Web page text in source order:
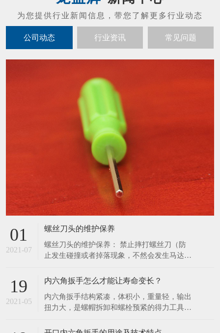
螺丝刀头的维护保养
螺丝刀头的维护保养： 禁止摔打螺丝刀（防
止发生碰撞或者掉落现象，不然会发生马达噪
音以及起子出现晃动的现象）。 拔螺丝刀与
配套控制器的连接插头，应当以插头基部为力
点，不应当用力拉扯电线，避免损坏接触的插
头。 螺丝刀工作时摇晃太大时必须立刻停止
使用，防止更深度地损坏螺丝刀，并通知管理
人员进行维修管理。
2021-05
内六角扳手怎么才能让寿命变长？
内六角扳手结构紧凑，体积小，重量轻，输出
扭力大，是螺帽拆卸和螺栓预紧的得力工具。
扭力控制在此3%范围内，能满足联接预紧高
精度扭 力值的要求。特种工具力矩就是力和
距离的乘积，在紧固螺丝螺栓螺母等螺纹紧固
件时需要控制施加的力矩大小，以保证螺纹紧
固且不至 于因力矩过大破坏螺纹。为了延长
19
2021-05
开口内六角扳手的用途及技术特点
螺丝是机械设备中主要的紧固件，开口内六角
扳手是机械行业加工，生产，维修的重要工
以下几项优点。 1．可快速工作，工作速度比
传统扳手快三至四倍，比快速扳手的工作速度
还要快。 2．一个开口内六角扳手可适用于2
—6种规格的螺丝，而一个双头呆扳手只适用2
19
2021-05
内六角扳手表面材质处理的相对要求
螺丝是机械设备中主要的紧固件，内六角扳手
是机械行业加工，生产，维修的重要工具，该
角扳手的不同材质，对内六角扳手提出对应的